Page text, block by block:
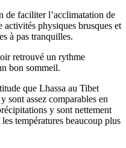
de faciliter l’acclimatation de
activités physiques brusques et
à pas tranquilles.
retrouvé un rythme
bon sommeil.
que Lhassa au Tibet
sont assez comparables en
y sont nettement
températures beaucoup plus